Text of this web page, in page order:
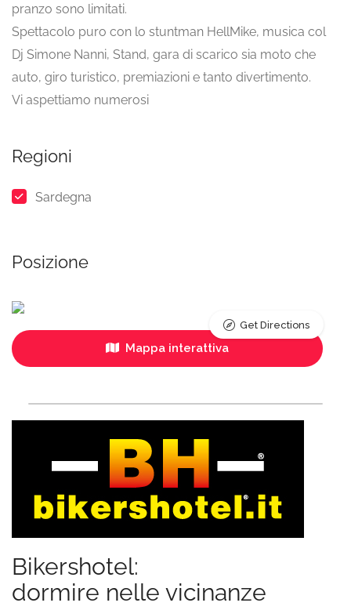
pranzo sono limitati.
Spettacolo puro con lo stuntman HellMike, musica col
Dj Simone Nanni, Stand, gara di scarico sia moto che
auto, giro turistico, premiazioni e tanto divertimento.
Vi aspettiamo numerosi
Regioni
Sardegna
Posizione
Mappa interattiva
Get Directions
Bikershotel:
dormire nelle vicinanze